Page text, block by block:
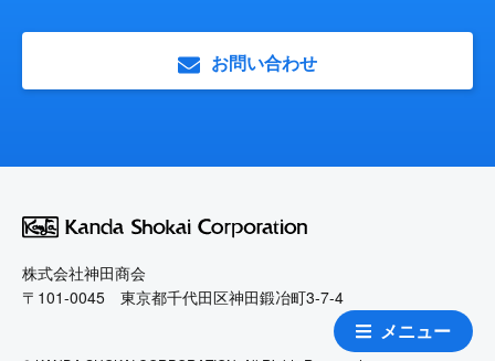
メニュー
お問い合わせ
株式会社神田商会
〒101-0045 東京都千代田区神田鍛冶町3-7-4